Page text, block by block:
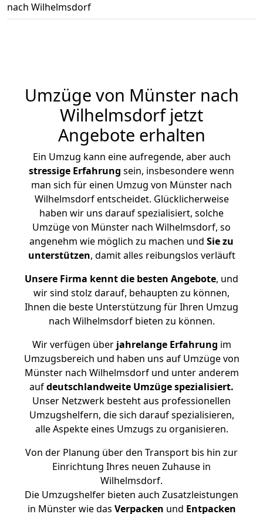
nach Wilhelmsdorf
Umzüge von Münster nach
Wilhelmsdorf jetzt
Angebote erhalten
Ein Umzug kann eine aufregende, aber auch
stressige Erfahrung sein, insbesondere wenn
man sich für einen Umzug von Münster nach
Wilhelmsdorf entscheidet. Glücklicherweise
haben wir uns darauf spezialisiert, solche
Umzüge von Münster nach Wilhelmsdorf, so
angenehm wie möglich zu machen und Sie zu
unterstützen, damit alles reibungslos verläuft
Unsere Firma kennt die besten Angebote, und
wir sind stolz darauf, behaupten zu können,
Ihnen die beste Unterstützung für Ihren Umzug
nach Wilhelmsdorf bieten zu können.
Wir verfügen überjahrelange Erfahrung im
Umzugsbereich und haben uns auf Umzüge von
Münster nach Wilhelmsdorf und unter anderem
aufdeutschlandweite Umzüge spezialisiert.
Unser Netzwerk besteht aus professionellen
Umzugshelfern, die sich darauf spezialisieren,
alle Aspekte eines Umzugs zu organisieren.
Von der Planung über den Transport bis hin zur
Einrichtung Ihres neuen Zuhause in
Wilhelmsdorf.
Die Umzugshelfer bieten auch Zusatzleistungen
in Münster wie das Verpacken und Entpacken